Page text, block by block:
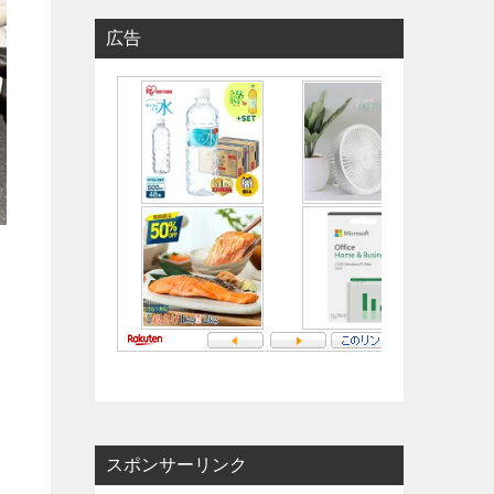
広告
スポンサーリンク